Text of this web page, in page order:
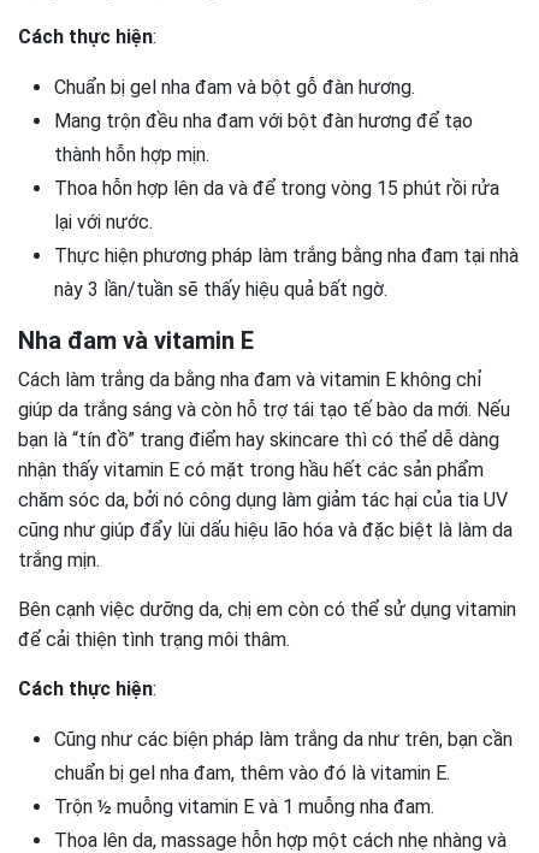
Cách thực hiện:
Chuẩn bị gel nha đam và bột gỗ đàn hương.
Mang trộn đều nha đam với bột đàn hương để tạo
thành hỗn hợp mịn.
Thoa hỗn hợp lên da và để trong vòng 15 phút rồi rửa
lại với nước.
Thực hiện phương pháp làm trắng bằng nha đam tại nhà
này 3 lần/tuần sẽ thấy hiệu quả bất ngờ.
Nha đam và vitamin E
Cách làm trắng da bằng nha đam và vitamin E không chỉ
giúp da trắng sáng và còn hỗ trợ tái tạo tế bào da mới. Nếu
bạn là “tín đồ” trang điểm hay skincare thì có thể dễ dàng
nhận thấy vitamin E có mặt trong hầu hết các sản phẩm
chăm sóc da, bởi nó công dụng làm giảm tác hại của tia UV
cũng như giúp đẩy lùi dấu hiệu lão hóa và đặc biệt là làm da
trắng mịn.
Bên cạnh việc dưỡng da, chị em còn có thể sử dụng vitamin
để cải thiện tình trạng môi thâm.
Cách thực hiện:
Cũng như các biện pháp làm trắng da như trên, bạn cần
chuẩn bị gel nha đam, thêm vào đó là vitamin E.
Trộn ½ muỗng vitamin E và 1 muỗng nha đam.
Thoa lên da, massage hỗn hợp một cách nhẹ nhàng và